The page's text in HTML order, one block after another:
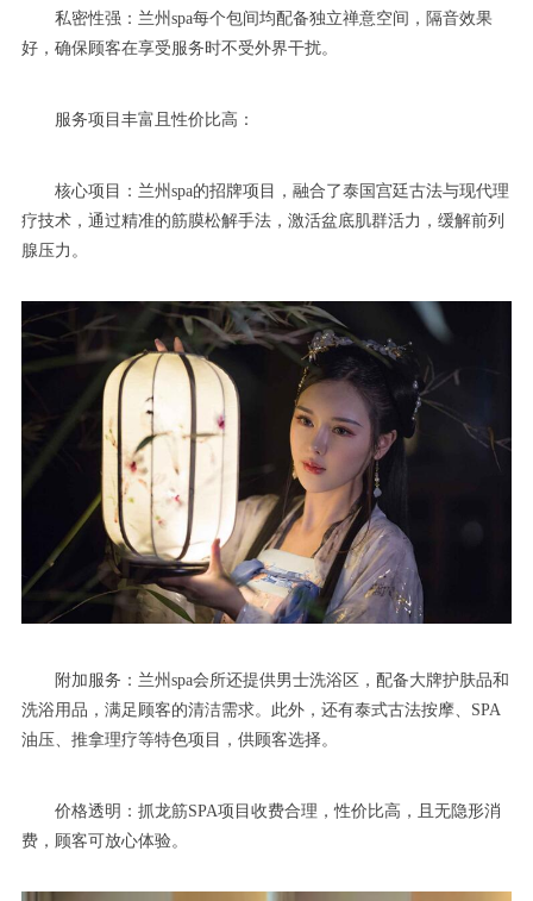
私密性强：兰州spa每个包间均配备独立禅意空间，隔音效果
好，确保顾客在享受服务时不受外界干扰。
服务项目丰富且性价比高：
核心项目：兰州spa的招牌项目，融合了泰国宫廷古法与现代理
疗技术，通过精准的筋膜松解手法，激活盆底肌群活力，缓解前列
腺压力。
附加服务：兰州spa会所还提供男士洗浴区，配备大牌护肤品和
洗浴用品，满足顾客的清洁需求。此外，还有泰式古法按摩、SPA
油压、推拿理疗等特色项目，供顾客选择。
价格透明：抓龙筋SPA项目收费合理，性价比高，且无隐形消
费，顾客可放心体验。